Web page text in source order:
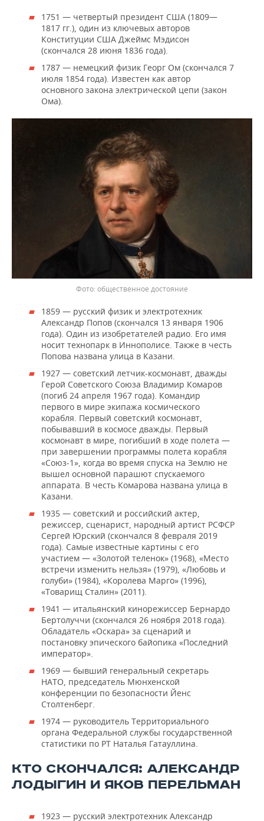
1751 — четвертый президент США (1809—
1817 гг.), один из ключевых авторов
Конституции США Джеймс Мэдисон
(скончался 28 июня 1836 года).
1787 — немецкий физик Георг Ом (скончался 7
июля 1854 года). Известен как автор
основного закона электрической цепи (закон
Ома).
общественное достояние
1859 — русский физик и электротехник
Александр Попов (скончался 13 января 1906
года). Один из изобретателей радио. Его имя
носит технопарк в Иннополисе. Также в честь
Попова названа улица в Казани.
1927 — советский летчик-космонавт, дважды
Герой Советского Союза Владимир Комаров
(погиб 24 апреля 1967 года). Командир
первого в мире экипажа космического
корабля. Первый советский космонавт,
побывавший в космосе дважды. Первый
космонавт в мире, погибший в ходе полета —
при завершении программы полета корабля
«Союз-1», когда во время спуска на Землю не
вышел основной парашют спускаемого
аппарата. В честь Комарова названа улица в
Казани.
1935 — советский и российский актер,
режиссер, сценарист, народный артист РСФСР
Сергей Юрский (скончался 8 февраля 2019
года). Самые известные картины с его
участием — «Золотой теленок» (1968), «Место
встречи изменить нельзя» (1979), «Любовь и
голуби» (1984), «Королева Марго» (1996),
«Товарищ Сталин» (2011).
1941 — итальянский кинорежиссер Бернардо
Бертолуччи (скончался 26 ноября 2018 года).
Обладатель «Оскара» за сценарий и
постановку эпического байопика «Последний
император».
1969 — бывший генеральный секретарь
НАТО, председатель Мюнхенской
конференции по безопасности Йенс
Столтенберг.
1974 — руководитель Территориального
органа Федеральной службы государственной
статистики по РТ Наталья Гатауллина.
КТО СКОНЧАЛСЯ: АЛЕКСАНДР
ЛОДЫГИН И ЯКОВ ПЕРЕЛЬМАН
1923 — русский электротехник Александр